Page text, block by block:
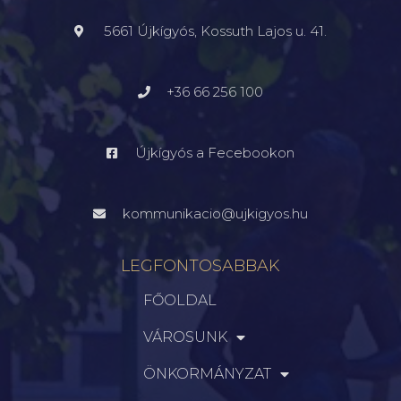
5661 Újkígyós, Kossuth Lajos u. 41.
+36 66 256 100
Újkígyós a Fecebookon
kommunikacio@ujkigyos.hu
LEGFONTOSABBAK
FŐOLDAL
VÁROSUNK
ÖNKORMÁNYZAT